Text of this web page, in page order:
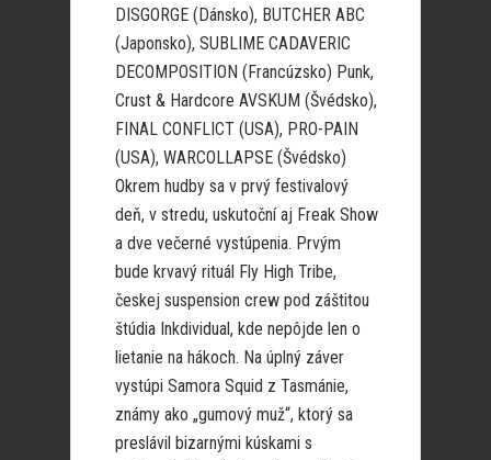
DISGORGE (Dánsko), BUTCHER ABC
(Japonsko), SUBLIME CADAVERIC
DECOMPOSITION (Francúzsko) Punk,
Crust & Hardcore AVSKUM (Švédsko),
FINAL CONFLICT (USA), PRO-PAIN
(USA), WARCOLLAPSE (Švédsko)
Okrem hudby sa v prvý festivalový
deň, v stredu, uskutoční aj Freak Show
a dve večerné vystúpenia. Prvým
bude krvavý rituál Fly High Tribe,
českej suspension crew pod záštitou
štúdia Inkdividual, kde nepôjde len o
lietanie na hákoch. Na úplný záver
vystúpi Samora Squid z Tasmánie,
známy ako „gumový muž“, ktorý sa
preslávil bizarnými kúskami s